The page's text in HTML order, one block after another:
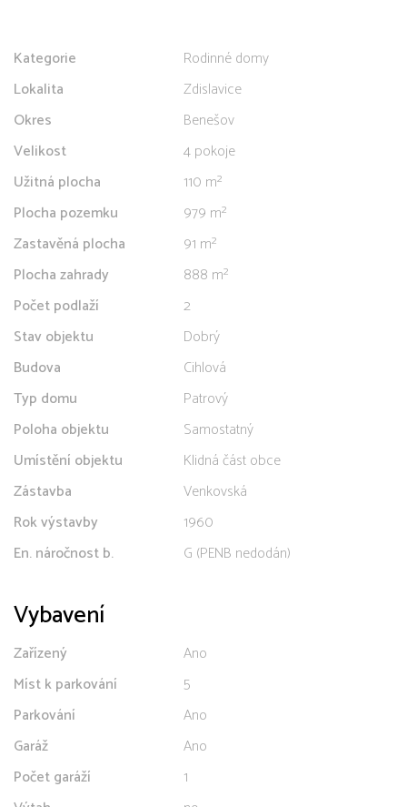
Kategorie
Rodinné domy
Lokalita
Zdislavice
Okres
Benešov
Velikost
4 pokoje
Užitná plocha
110 m²
Plocha pozemku
979 m²
Zastavěná plocha
91 m²
Plocha zahrady
888 m²
Počet podlaží
2
Stav objektu
Dobrý
Budova
Cihlová
Typ domu
Patrový
Poloha objektu
Samostatný
Umístění objektu
Klidná část obce
Zástavba
Venkovská
Rok výstavby
1960
En. náročnost b.
G (PENB nedodán)
Vybavení
Zařízený
Ano
Míst k parkování
5
Parkování
Ano
Garáž
Ano
Počet garáží
1